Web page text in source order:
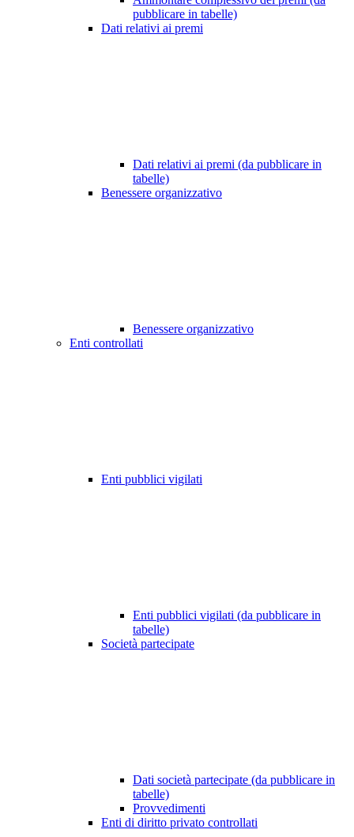
pubblicare in tabelle)
Dati relativi ai premi
Dati relativi ai premi (da pubblicare in
tabelle)
Benessere organizzativo
Benessere organizzativo
Enti controllati
Enti pubblici vigilati
Enti pubblici vigilati (da pubblicare in
tabelle)
Società partecipate
Dati società partecipate (da pubblicare in
tabelle)
Provvedimenti
Enti di diritto privato controllati